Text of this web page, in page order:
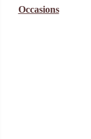
Occasions